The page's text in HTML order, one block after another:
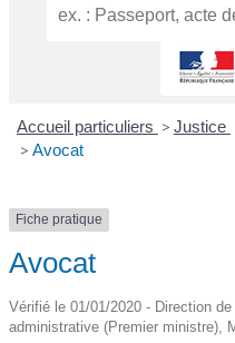
Accueil particuliers > Justice
> Avocat
Fiche pratique
Avocat
Vérifié le 01/01/2020 - Direction
administrative (Premier ministre),